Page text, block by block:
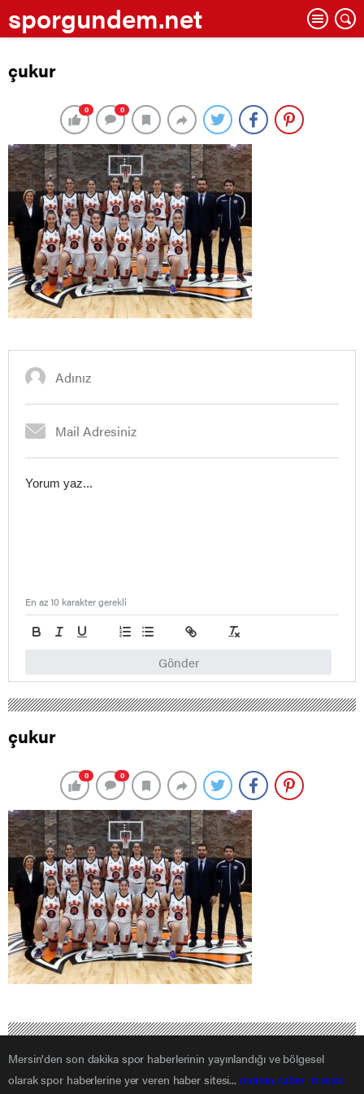
sporgundem.net
çukur
0 0
Gönder
En az 10 karakter gerekli
çukur
0 0
Mersin'den son dakika spor haberlerinin yayınlandığı ve bölgesel
olarak spor haberlerine yer veren haber sitesi... mersin haber mersin